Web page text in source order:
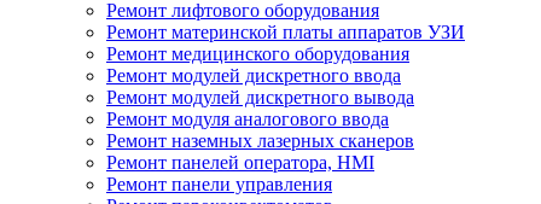
Ремонт лифтового оборудования
Ремонт материнской платы аппаратов УЗИ
Ремонт медицинского оборудования
Ремонт модулей дискретного ввода
Ремонт модулей дискретного вывода
Ремонт модуля аналогового ввода
Ремонт наземных лазерных сканеров
Ремонт панелей оператора, HMI
Ремонт панели управления